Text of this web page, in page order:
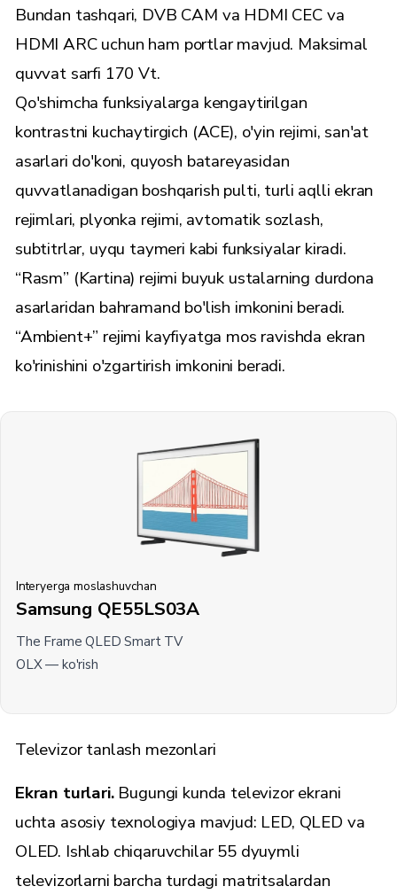
Bundan tashqari, DVB CAM va HDMI CEC va
HDMI ARC uchun ham portlar mavjud. Maksimal
quvvat sarfi 170 Vt.
Qo'shimcha funksiyalarga kengaytirilgan
kontrastni kuchaytirgich (ACE), o'yin rejimi, san'at
asarlari do'koni, quyosh batareyasidan
quvvatlanadigan boshqarish pulti, turli aqlli ekran
rejimlari, plyonka rejimi, avtomatik sozlash,
subtitrlar, uyqu taymeri kabi funksiyalar kiradi.
“Rasm” (Kartina) rejimi buyuk ustalarning durdona
asarlaridan bahramand bo'lish imkonini beradi.
“Ambient+” rejimi kayfiyatga mos ravishda ekran
ko'rinishini o'zgartirish imkonini beradi.
Interyerga moslashuvchan
Samsung QE55LS03A
The Frame QLED Smart TV
OLX — ko'rish
Televizor tanlash mezonlari
Ekran turlari.Bugungi kunda televizor ekrani
uchta asosiy texnologiya mavjud: LED, QLED va
OLED. Ishlab chiqaruvchilar 55 dyuymli
televizorlarni barcha turdagi matritsalardan